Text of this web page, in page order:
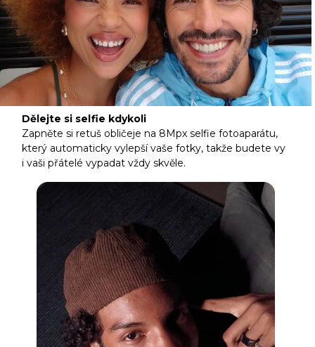
Dělejte si selfie kdykoli
Zapněte si retuš obličeje na 8Mpx selfie fotoaparátu,
který automaticky vylepší vaše fotky, takže budete vy
i vaši přátelé vypadat vždy skvěle.